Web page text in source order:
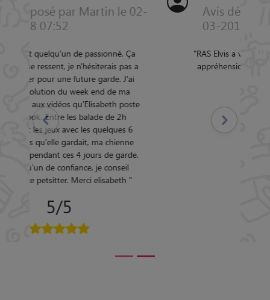
Avis déposé par NICOLE le 22-
03-2015 08:14
"RAS Elvis a vite pris ses marques, aucune
appréhension pour la prochaine garde."
5/5
Précédent Suivant
Des souvenirs de garde inoubliables à
Saint-Victoret (13730)